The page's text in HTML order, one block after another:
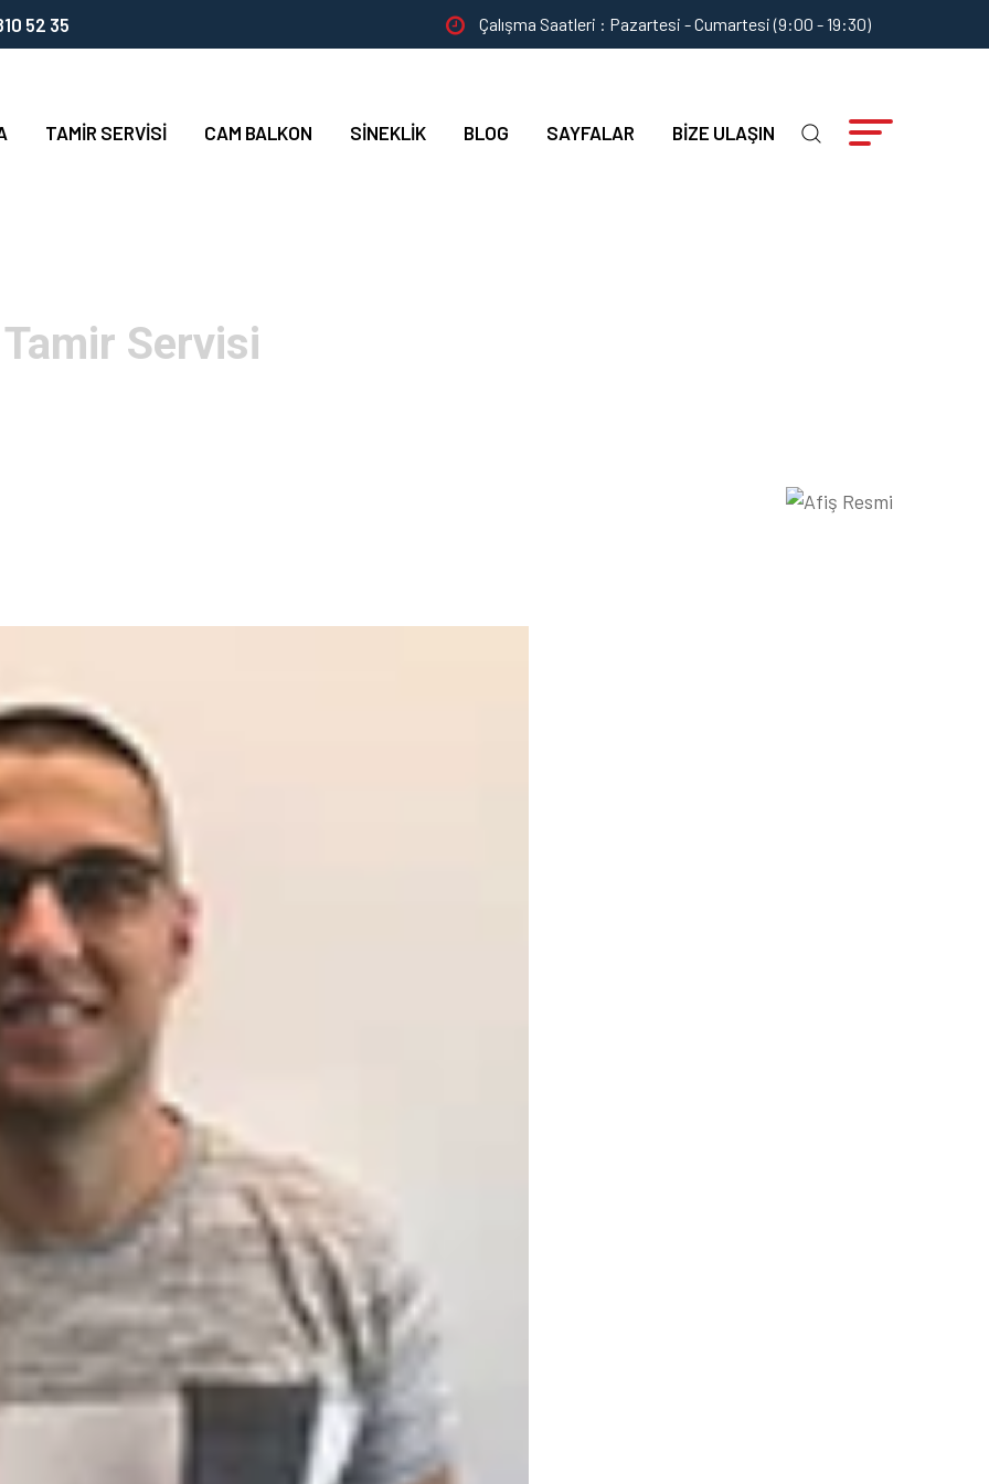
52 35 Çalışma Saatleri : Pazartesi - Cumartesi (9:00 - 19:30)
TAMIR SERVISI CAM BALKON SINEKLIK BLOG SAYFALAR BIZE ULAŞIN
Servisi